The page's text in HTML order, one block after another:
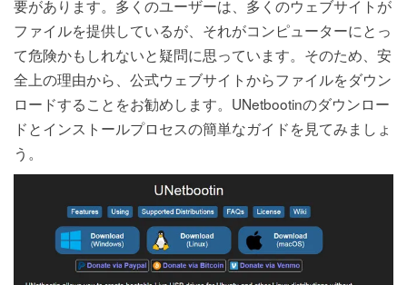
要があります。多くのユーザーは、多くのウェブサイトが
ファイルを提供しているが、それがコンピューターにとっ
て危険かもしれないと疑問に思っています。そのため、安
全上の理由から、公式ウェブサイトからファイルをダウン
ロードすることをお勧めします。UNetbootinのダウンロー
ドとインストールプロセスの簡単なガイドを見てみましょ
う。